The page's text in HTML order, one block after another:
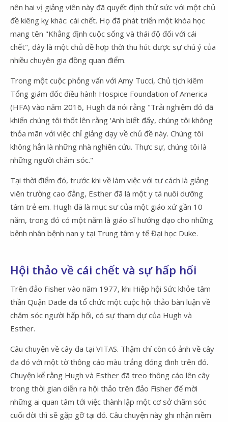
nên hai vị giảng viên này đã quyết định thử sức với một chủ
đề kiêng kỵ khác: cái chết. Họ đã phát triển một khóa học
mang tên "Khẳng định cuộc sống và thái độ đối với cái
chết", đây là một chủ đề hợp thời thu hút được sự chú ý của
nhiều chuyên gia đồng quan điểm.
Trong một cuộc phỏng vấn với Amy Tucci, Chủ tịch kiêm
Tổng giám đốc điều hành Hospice Foundation of America
(HFA) vào năm 2016, Hugh đã nói rằng "Trải nghiệm đó đã
khiến chúng tôi thốt lên rằng 'Anh biết đấy, chúng tôi không
thỏa mãn với việc chỉ giảng dạy về chủ đề này. Chúng tôi
không hẳn là những nhà nghiên cứu. Thực sự, chúng tôi là
những người chăm sóc."
Tại thời điểm đó, trước khi về làm việc với tư cách là giảng
viên trường cao đẳng, Esther đã là một y tá nuôi dưỡng
tám trẻ em. Hugh đã là mục sư của một giáo xứ gần 10
năm, trong đó có một năm là giáo sĩ hướng đạo cho những
bệnh nhân bệnh nan y tại Trung tâm y tế Đại học Duke.
Hội thảo về cái chết và sự hấp hối
Trên đảo Fisher vào năm 1977, khi Hiệp hội Sức khỏe tâm
thần Quận Dade đã tổ chức một cuộc hội thảo bàn luận về
chăm sóc người hấp hối, có sự tham dự của Hugh và
Esther.
Câu chuyện về cây đa tại VITAS. Thậm chí còn có ảnh về cây
đa đó với một tờ thông cáo màu trắng đóng đinh trên đó.
Chuyện kể rằng Hugh và Esther đã treo thông cáo lên cây
trong thời gian diễn ra hội thảo trên đảo Fisher để mời
những ai quan tâm tới việc thành lập một cơ sở chăm sóc
cuối đời thì sẽ gặp gỡ tại đó. Câu chuyện này ghi nhận niềm